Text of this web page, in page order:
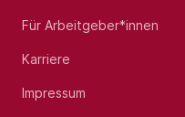
Für Arbeitgeber*innen
Karriere
Impressum